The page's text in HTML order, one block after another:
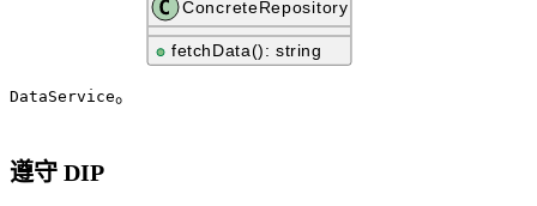
DataService。
遵守 DIP